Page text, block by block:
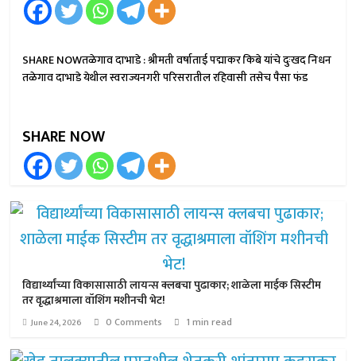
SHARE NOWतळेगाव दाभाडे : श्रीमती वर्षाताई पद्माकर किबे यांचे दुःखद निधन
तळेगाव दाभाडे येथील स्वराज्यनगरी परिसरातील रहिवासी तसेच पैसा फंड
SHARE NOW
विद्यार्थ्यांच्या विकासासाठी लायन्स क्लबचा पुढाकार; शाळेला माईक सिस्टीम
तर वृद्धाश्रमाला वॉशिंग मशीनची भेट!
June 24, 2026 0 Comments 1 min read